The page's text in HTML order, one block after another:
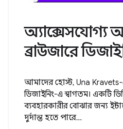
অ্যাক্সেসযোগ্য
ব্রাউজারে
আমাদের হোস্ট, Una Kravets-
ডিজাইনিং-এ স্বাগতম। একটি
ব্যবহারকারীর বোঝার জন্য
দুর্দান্ত হতে পারে...